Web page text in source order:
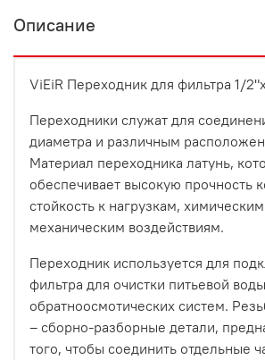
Описание
ViEiR Переходник для фильтра 1/
Переходники служат для
диаметра и различным
Материал переходника латунь,
обеспечивает высокую прочность
стойкость к нагрузкам,
механическим воздействиям.
Переходник используется для
фильтра для очистки питьевой
обратноосмотических систем.
– сборно-разборные детали,
того, чтобы соединить отдельные